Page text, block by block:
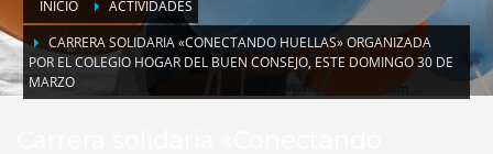
INICIO
ACTIVIDADES
CARRERA SOLIDARIA «CONECTANDO HUELLAS» ORGANIZADA
POR EL COLEGIO HOGAR DEL BUEN CONSEJO, ESTE DOMINGO 30 DE
MARZO